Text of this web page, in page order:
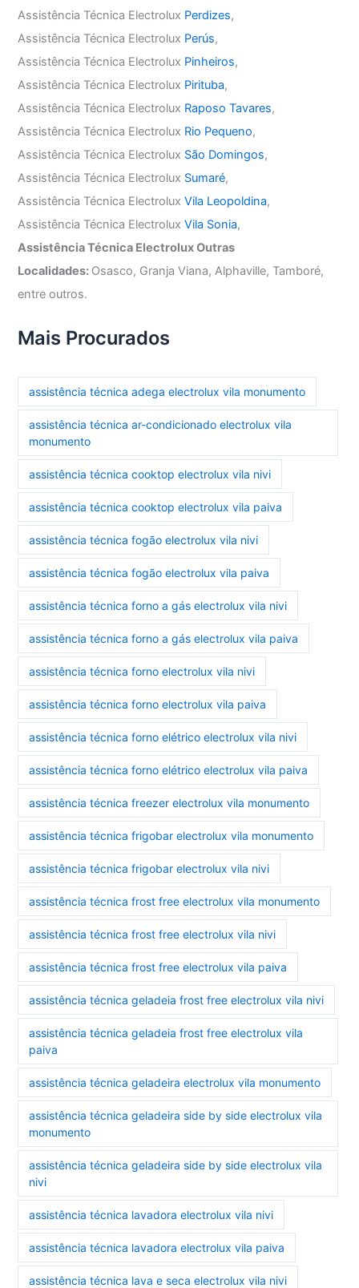
Assistência Técnica Electrolux Perdizes,
Assistência Técnica Electrolux Perús,
Assistência Técnica Electrolux Pinheiros,
Assistência Técnica Electrolux Pirituba,
Assistência Técnica Electrolux Raposo Tavares,
Assistência Técnica Electrolux Rio Pequeno,
Assistência Técnica Electrolux São Domingos,
Assistência Técnica Electrolux Sumaré,
Assistência Técnica ElectroluxVila Leopoldina,
Assistência Técnica ElectroluxVila Sonia,
Assistência Técnica Electrolux Outras
Localidades: Osasco, Granja Viana, Alphaville, Tamboré,
entre outros.
Mais Procurados
assistência técnica adega electrolux vila monumento
assistência técnica ar-condicionado electrolux vila
monumento
assistência técnica cooktop electrolux vila nivi
assistência técnica cooktop electrolux vila paiva
assistência técnica fogão electrolux vila nivi
assistência técnica fogão electrolux vila paiva
assistência técnica forno a gás electrolux vila nivi
assistência técnica forno a gás electrolux vila paiva
assistência técnica forno electrolux vila nivi
assistência técnica forno electrolux vila paiva
assistência técnica forno elétrico electrolux vila nivi
assistência técnica forno elétrico electrolux vila paiva
assistência técnica freezer electrolux vila monumento
assistência técnica frigobar electrolux vila monumento
assistência técnica frigobar electrolux vila nivi
assistência técnica frost free electrolux vila monumento
assistência técnica frost free electrolux vila nivi
assistência técnica frost free electrolux vila paiva
assistência técnica geladeia frost free electrolux vila nivi
assistência técnica geladeia frost free electrolux vila
paiva
assistência técnica geladeira electrolux vila monumento
assistência técnica geladeira side by side electrolux vila
monumento
assistência técnica geladeira side by side electrolux vila
nivi
assistência técnica lavadora electrolux vila nivi
assistência técnica lavadora electrolux vila paiva
assistência técnica lava e seca electrolux vila nivi